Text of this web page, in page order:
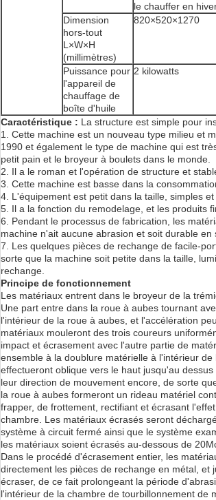
le chauffer en
Dimension
hors-tout
L×W×H
(millimètres)
820×520×1270
Puissance pour
l'appareil de
chauffage de
boîte d'huile
2 kilowatts
Caractéristique : La structure est simple pour
1. Cette machine est un nouveau type milieu et
1990 et également le type de machine qui est
petit pain et le broyeur à boulets dans le monde.
2. Il a le roman et l'opération de structure et
3. Cette machine est basse dans la
4. L'équipement est petit dans la taille, simples
5. Il a la fonction du remodelage, et les produits
6. Pendant le processus de fabrication, les
machine n'ait aucune abrasion et soit durable en
7. Les quelques pièces de rechange de facile-
sorte que la machine soit petite dans la taille,
rechange.
Principe de fonctionnement
Les matériaux entrent dans le broyeur de la
Une part entre dans la roue à aubes tournant
l'intérieur de la roue à aubes, et l'accélération
matériaux mouleront des trois coureurs
impact et écrasement avec l'autre partie de
ensemble à la doublure matérielle à l'intérieur
effectueront oblique vers le haut jusqu'au
leur direction de mouvement encore, de sorte
la roue à aubes formeront un rideau matériel
frapper, de frottement, rectifiant et écrasant
chambre. Les matériaux écrasés seront
système à circuit fermé ainsi que le système
les matériaux soient écrasés au-dessous de
Dans le procédé d'écrasement entier, les
directement les pièces de rechange en métal,
écraser, de ce fait prolongeant la période
l'intérieur de la chambre de tourbillonnement de